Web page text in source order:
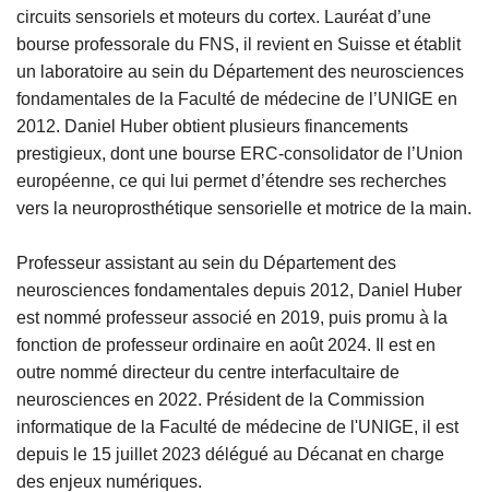
circuits sensoriels et moteurs du cortex. Lauréat d’une
bourse professorale du FNS, il revient en Suisse et établit
un laboratoire au sein du Département des neurosciences
fondamentales de la Faculté de médecine de l’UNIGE en
2012. Daniel Huber obtient plusieurs financements
prestigieux, dont une bourse ERC-consolidator de l’Union
européenne, ce qui lui permet d’étendre ses recherches
vers la neuroprosthétique sensorielle et motrice de la main.
Professeur assistant au sein du Département des
neurosciences fondamentales depuis 2012, Daniel Huber
est nommé professeur associé en 2019, puis promu à la
fonction de professeur ordinaire en août 2024. Il est en
outre nommé directeur du centre interfacultaire de
neurosciences en 2022. Président de la Commission
informatique de la Faculté de médecine de l'UNIGE, il est
depuis le 15 juillet 2023 délégué au Décanat en charge
des enjeux numériques.